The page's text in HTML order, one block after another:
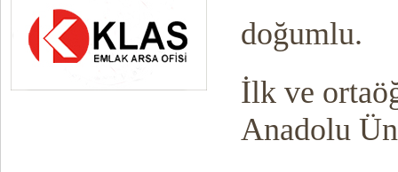
doğumlu.
İlk ve
Anadolu